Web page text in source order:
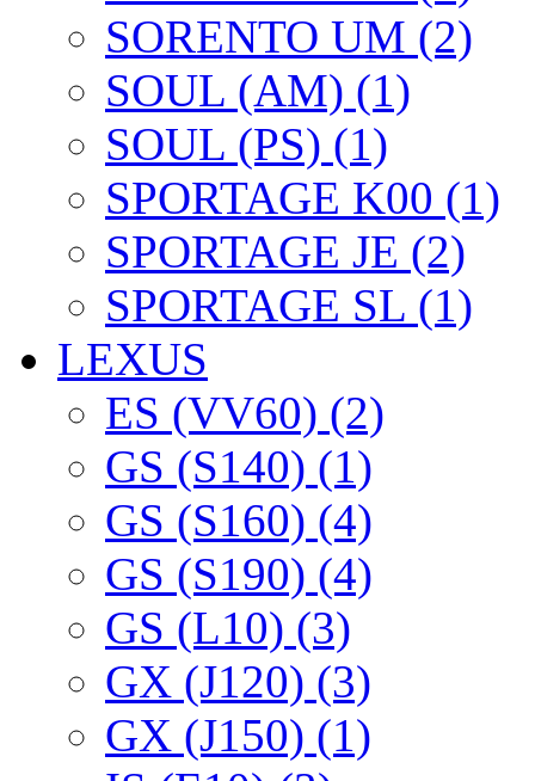
SORENTO UM (2)
SOUL (AM) (1)
SOUL (PS) (1)
SPORTAGE K00 (1)
SPORTAGE JE (2)
SPORTAGE SL (1)
LEXUS
ES (VV60) (2)
GS (S140) (1)
GS (S160) (4)
GS (S190) (4)
GS (L10) (3)
GX (J120) (3)
GX (J150) (1)